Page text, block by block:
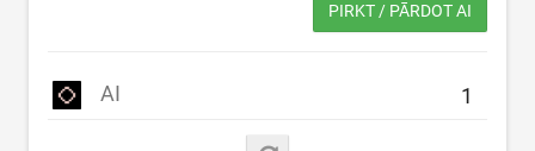
PIRKT / PĀRDOT AI
AI